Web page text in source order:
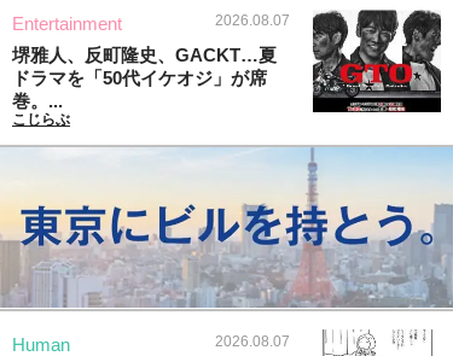
Entertainment 2026.08.07
堺雅人、反町隆史、GACKT…夏
ドラマを「50代イケオジ」が席
巻。...
こじらぶ
Human 2026.08.07